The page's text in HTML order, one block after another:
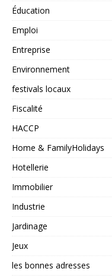
Éducation
Emploi
Entreprise
Environnement
festivals locaux
Fiscalité
HACCP
Home & FamilyHolidays
Hotellerie
Immobilier
Industrie
Jardinage
Jeux
les bonnes adresses